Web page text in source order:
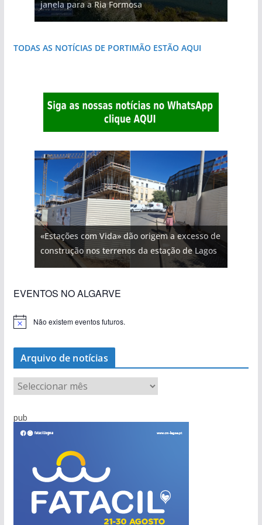
janela para a Ria Formosa
natureza
destruída por um raio
que respira autenticidade
do Algarve
costa e tanto por descobrir
TODAS AS NOTÍCIAS DE PORTIMÃO ESTÃO AQUI
«Estações com Vida» dão origem a excesso de
construção nos terrenos da estação de Lagos
EVENTOS NO ALGARVE
Não existem eventos futuros.
Arquivo de notícias
r
q
pub